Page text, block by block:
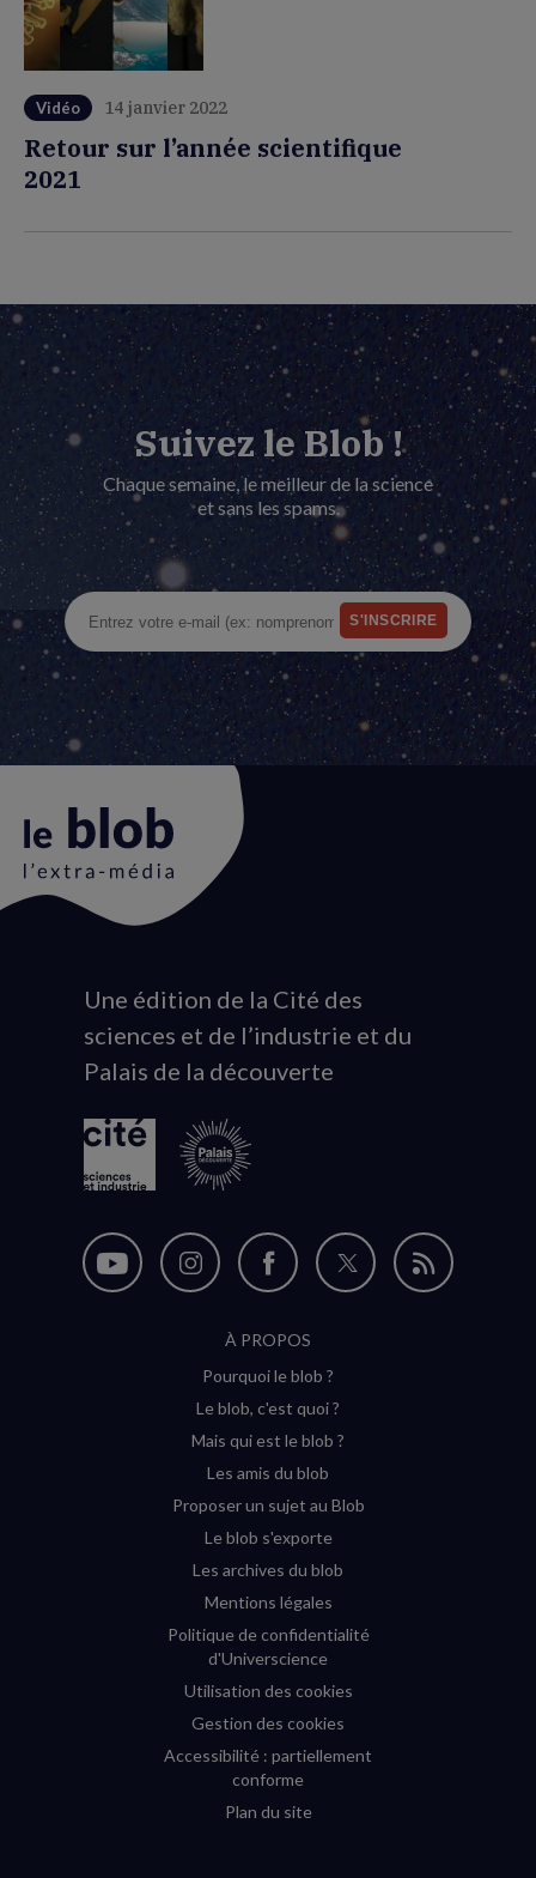
Vidéo 14 janvier 2022
Retour sur l’année scientifique
2021
Suivez le Blob !
Chaque semaine, le meilleur de la science
et sans les spams.
Animation
du
logo
Une édition de la Cité des
sciences et de l’industrie et du
Palais de la découverte
Nous
Nous
Instagram
(nouvelle
Nous
sur
Facebook
(nouvelle
Nous
Flux
À PROPOS
Pourquoi le blob ?
Le blob, c'est quoi ?
Mais qui est le blob ?
Les amis du blob
Proposer un sujet au Blob
Le blob s'exporte
Les archives du blob
Mentions légales
Politique de confidentialité
d'Universcience
Utilisation des cookies
Gestion des cookies
Accessibilité : partiellement
conforme
Plan du site